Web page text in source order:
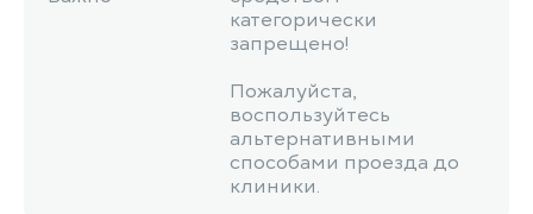
категорически
запрещено!
Пожалуйста,
воспользуйтесь
альтернативными
способами проезда до
клиники.